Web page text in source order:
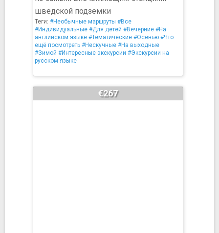
шведской подземки
Теги: #Необычные маршруты #Все
#Индивидуальные #Для детей #Вечерние #На
английском языке #Тематические #Осенью #Что
ещё посмотреть #Нескучные #На выходные
#Зимой #Интересные экскурсии #Экскурсии на
русском языке
€267